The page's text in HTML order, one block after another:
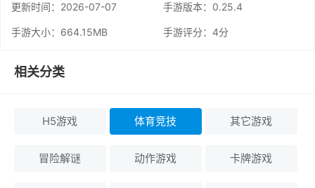
更新时间： 2026-07-07 手游版本：0.25.4
手游大小：664.15MB 手游评分： 4分
相关分类
H5游戏 体育竞技 其它游戏
冒险解谜 动作游戏 卡牌游戏